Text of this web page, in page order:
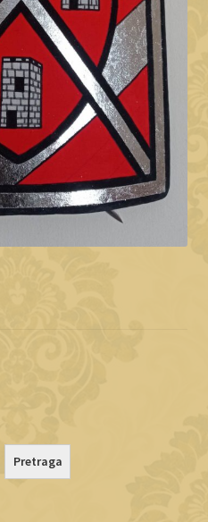
Pretraga